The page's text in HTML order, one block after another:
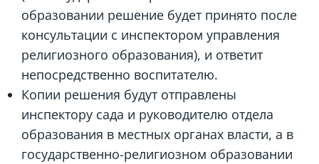
образовании решение будет принято после
консультации с инспектором управления
религиозного образования), и ответит
непосредственно воспитателю.
Копии решения будут отправлены
инспектору сада и руководителю отдела
образования в местных органах власти, а в
государственно-религиозном образовании